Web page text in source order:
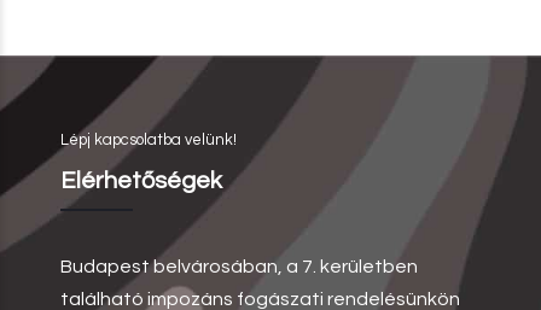
Lépj kapcsolatba velünk!
Elérhetőségek
Budapest belvárosában, a 7. kerületben
található impozáns fogászati rendelésünkön